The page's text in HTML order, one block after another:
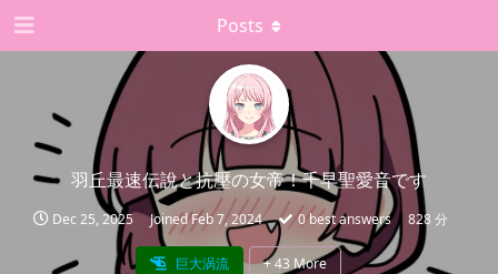
羽丘最速伝說と抗壓の女帝！千早聖愛音です
Dec 25, 2025 JoinedFeb 7, 2024 0best answers 828 分
巨大涡流 +43 More
Posts